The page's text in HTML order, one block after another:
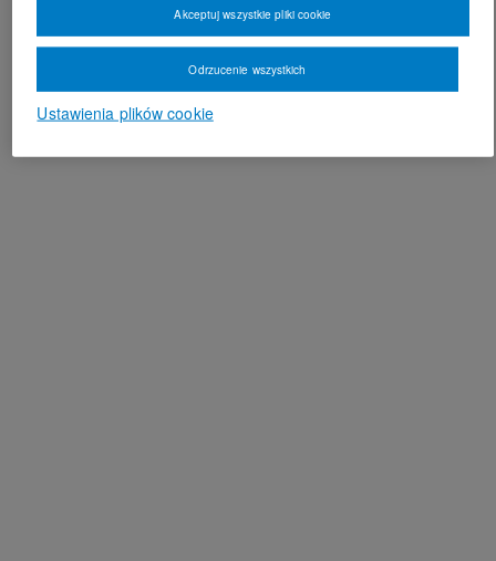
Ustawienia plików cookie
Odrzucenie wszystkich
Akceptuj wszystkie pliki cookie